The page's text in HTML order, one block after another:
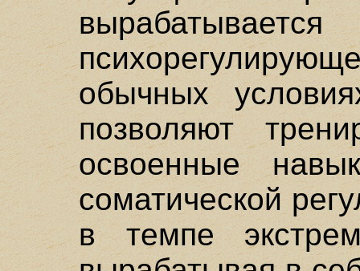
обычных
позволяют
освоенные
соматической
в темпе